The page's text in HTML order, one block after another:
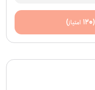
(
120 امتیاز)